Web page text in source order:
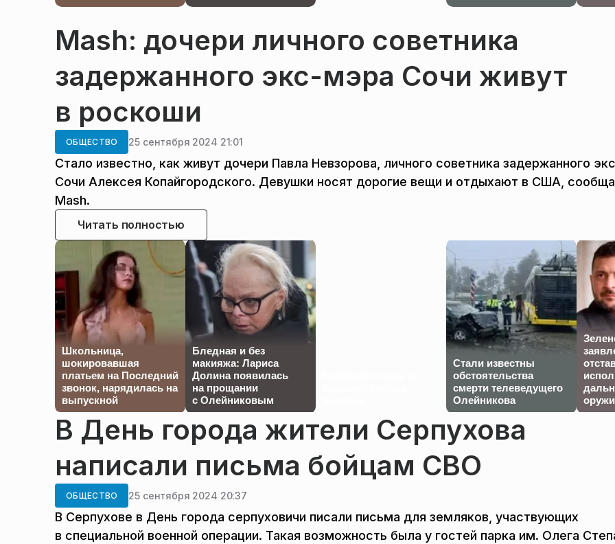
Mash: дочери личного советника
задержанного экс-мэра Сочи живут
в роскоши
ОБЩЕСТВО 25 сентября 2024 21:01
Стало известно, как живут дочери Павла Невзорова, личного советника задержанного
Сочи Алексея Копайгородского. Девушки носят дорогие вещи и отдыхают в США,
Mash.
Читать полностью
Школьница,
шокировавшая
платьем на Последний
звонок, нарядилась на
выпускной
Бледная и без
макияжа: Лариса
Долина появилась
на прощании
с Олейниковым
Стали известны
обстоятельства
смерти телеведущего
Олейникова
В День города жители Серпухова
написали письма бойцам СВО
ОБЩЕСТВО 25 сентября 2024 20:37
В Серпухове в День города серпуховичи писали письма для земляков, участвующих
в специальной военной операции. Такая возможность была у гостей парка им. Олега